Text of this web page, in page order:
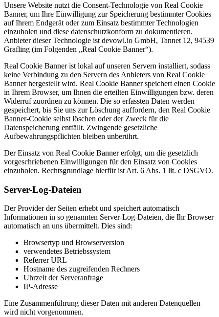
Unsere Website nutzt die Consent-Technologie von Real Cookie
Banner, um Ihre Einwilligung zur Speicherung bestimmter Cookies
auf Ihrem Endgerät oder zum Einsatz bestimmter Technologien
einzuholen und diese datenschutzkonform zu dokumentieren.
Anbieter dieser Technologie ist devowl.io GmbH, Tannet 12, 94539
Grafling (im Folgenden „Real Cookie Banner“).
Real Cookie Banner ist lokal auf unseren Servern installiert, sodass
keine Verbindung zu den Servern des Anbieters von Real Cookie
Banner hergestellt wird. Real Cookie Banner speichert einen Cookie
in Ihrem Browser, um Ihnen die erteilten Einwilligungen bzw. deren
Widerruf zuordnen zu können. Die so erfassten Daten werden
gespeichert, bis Sie uns zur Löschung auffordern, den Real Cookie
Banner-Cookie selbst löschen oder der Zweck für die
Datenspeicherung entfällt. Zwingende gesetzliche
Aufbewahrungspflichten bleiben unberührt.
Der Einsatz von Real Cookie Banner erfolgt, um die gesetzlich
vorgeschriebenen Einwilligungen für den Einsatz von Cookies
einzuholen. Rechtsgrundlage hierfür ist Art. 6 Abs. 1 lit. c DSGVO.
Server-Log-Dateien
Der Provider der Seiten erhebt und speichert automatisch
Informationen in so genannten Server-Log-Dateien, die Ihr Browser
automatisch an uns übermittelt. Dies sind:
Browsertyp und Browserversion
verwendetes Betriebssystem
Referrer URL
Hostname des zugreifenden Rechners
Uhrzeit der Serveranfrage
IP-Adresse
Eine Zusammenführung dieser Daten mit anderen Datenquellen
wird nicht vorgenommen.